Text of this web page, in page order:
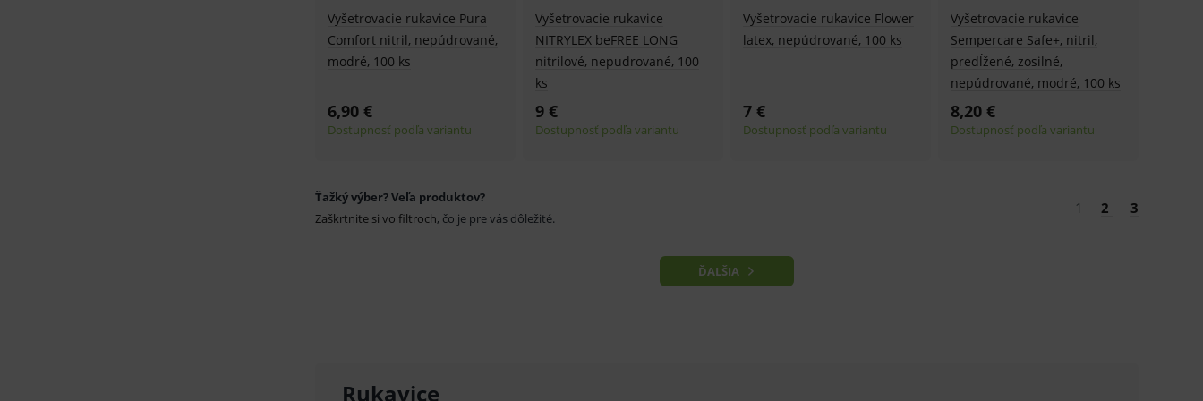
Vyšetrovacie rukavice Pura
Comfort nitril, nepúdrované,
modré, 100 ks
6,90 €
Dostupnosť podľa variantu
Vyšetrovacie rukavice
NITRYLEX beFREE LONG
nitrilové, nepudrované, 100
ks
9 €
Dostupnosť podľa variantu
Vyšetrovacie rukavice Flower
latex, nepúdrované, 100 ks
7 €
Dostupnosť podľa variantu
Vyšetrovacie rukavice
Sempercare Safe+, nitril,
predĺžené, zosilné,
nepúdrované, modré, 100 ks
8,20 €
Dostupnosť podľa variantu
Ťažký výber? Veľa produktov?
Zaškrtnite si vo filtroch, čo je pre vás dôležité.
1 2 3
ĎALŠIA
Rukavice
.seznam.cz 1 měsíc
Cookie od seznam.cz googlu. Slouží pro zobrazení vhodné reklamy.
_ga_GXRFBLV37P
.medplus.sk 2 roky Cookie pro měření návštěvnosti ve službě google analytics.